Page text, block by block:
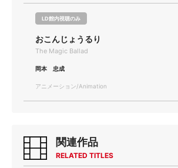
LD館内視聴のみ
おこんじょうるり
The Magic Ballad
岡本 忠成
アニメーション/Animation
関連作品
RELATED TITLES